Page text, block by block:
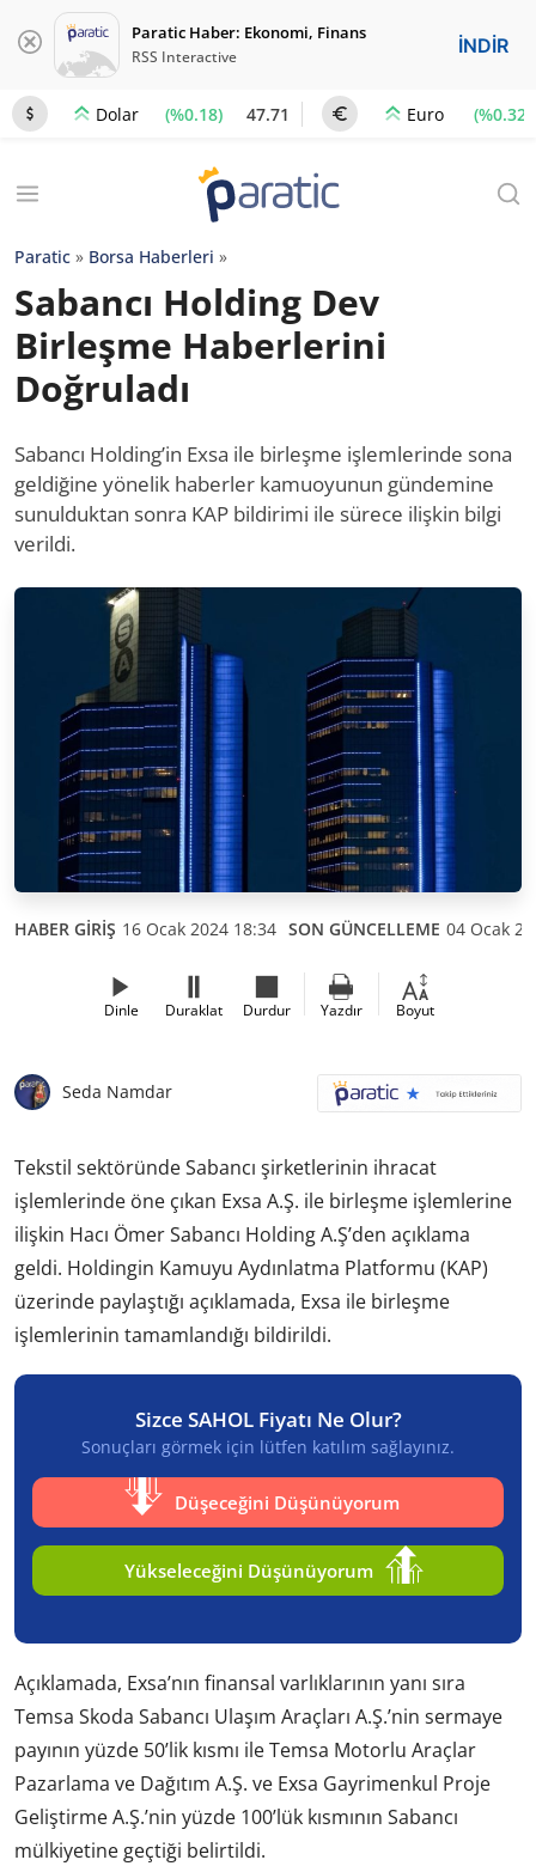
Paratic Haber: Ekonomi, Finans
RSS Interactive İNDİR
Dolar (%0.18) 47.71 Euro (%0.32)
Paratic » Borsa Haberleri »
Sabancı Holding Dev
Birleşme Haberlerini
Doğruladı
Sabancı Holding’in Exsa ile birleşme işlemlerinde sona
geldiğine yönelik haberler kamuoyunun gündemine
sunulduktan sonra KAP bildirimi ile sürece ilişkin bilgi
verildi.
HABER GİRİŞ 16 Ocak 2024 18:34 SON GÜNCELLEME 04 Ocak
Dinle Duraklat Durdur Yazdır Boyut
Seda Namdar
Tekstil sektöründe Sabancı şirketlerinin ihracat
işlemlerinde öne çıkan Exsa A.Ş. ile birleşme işlemlerine
ilişkin Hacı Ömer Sabancı Holding A.Ş’den açıklama
geldi. Holdingin Kamuyu Aydınlatma Platformu (KAP)
üzerinde paylaştığı açıklamada, Exsa ile birleşme
işlemlerinin tamamlandığı bildirildi.
Sizce SAHOL Fiyatı Ne Olur?
Sonuçları görmek için lütfen katılım sağlayınız.
Düşeceğini Düşünüyorum
Yükseleceğini Düşünüyorum
Açıklamada, Exsa’nın finansal varlıklarının yanı sıra
Temsa Skoda Sabancı Ulaşım Araçları A.Ş.’nin sermaye
payının yüzde 50’lik kısmı ile Temsa Motorlu Araçlar
Pazarlama ve Dağıtım A.Ş. ve Exsa Gayrimenkul Proje
Geliştirme A.Ş.’nin yüzde 100’lük kısmının Sabancı
mülkiyetine geçtiği belirtildi.